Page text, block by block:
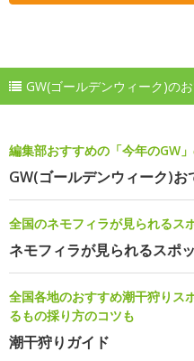
GW(ゴールデンウィーク)の
編集部おすすめの「今年のGW
GW(ゴールデンウィーク)お
全国のネモフィラが見られるス
ネモフィラが見られるスポ
全国各地のおすすめ潮干狩りス
るもの採り方のコツも
潮干狩りガイド